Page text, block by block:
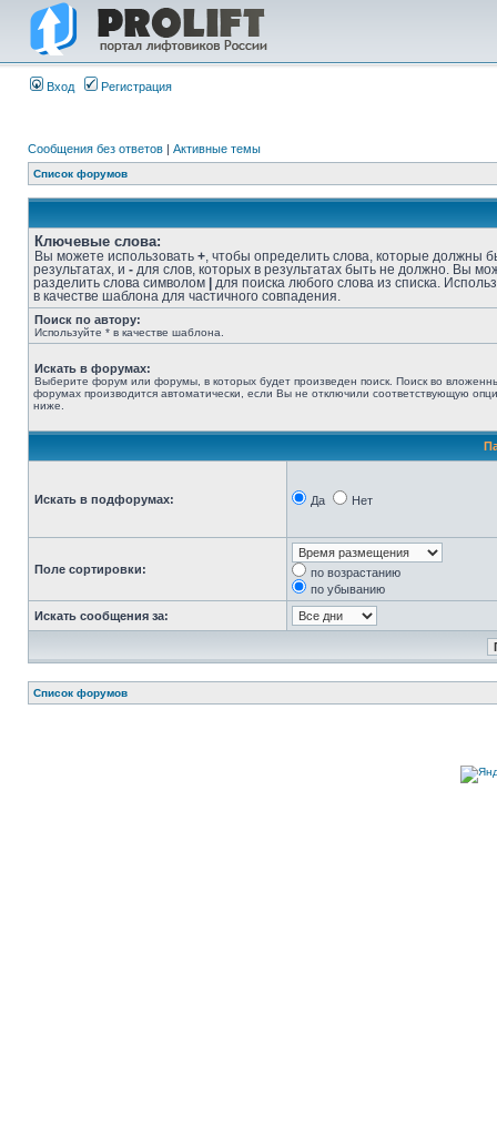
Вход Регистрация
Сообщения без ответов | Активные темы
Список форумов
Ключевые слова:
Вы можете использовать + , чтобы определить слова, которые должны
результатах, и - для слов, которых в результатах быть не должно. Вы
разделить слова символом
для поиска любого слова из списка.
в качестве шаблона для частичного совпадения.
Поиск по автору:
Используйте * в качестве шаблона.
Искать в форумах:
Выберите форум или форумы, в которых будет произведен поиск. Поиск во
форумах производится автоматически, если Вы не отключили соответствующую
ниже.
Искать в подфорумах: Да Нет
Поле сортировки:
по возрастанию
по убыванию
Искать сообщения за:
Список форумов